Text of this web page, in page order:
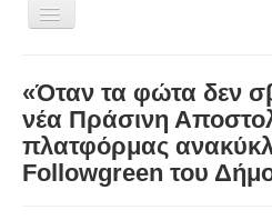
Εναλλαγή
πλοήγησης
Οικονομικά
Κρήτη
Ελλάδα
«Όταν τα φώτα δεν
νέα Πράσινη
πλατφόρμας
Followgreen του